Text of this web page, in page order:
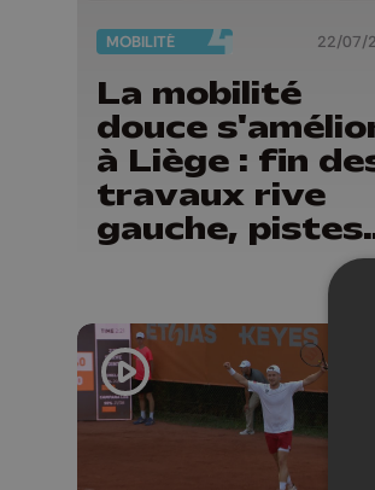
MOBILITÉ 22/07/
La mobilité
douce
à Liège : fin
travaux rive
gauche, pistes
cyclo-
Guillemins...